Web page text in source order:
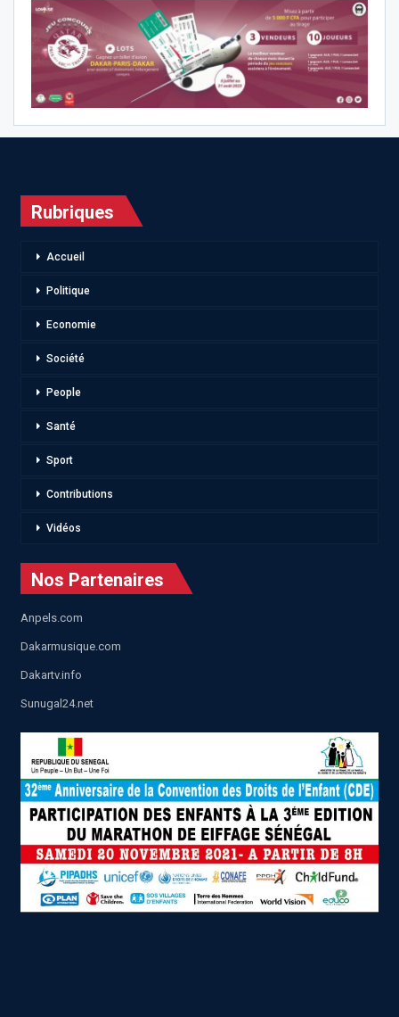
Rubriques
Accueil
Politique
Economie
Société
People
Santé
Sport
Contributions
Vidéos
Nos Partenaires
Anpels.com
Dakarmusique.com
Dakartv.info
Sunugal24.net